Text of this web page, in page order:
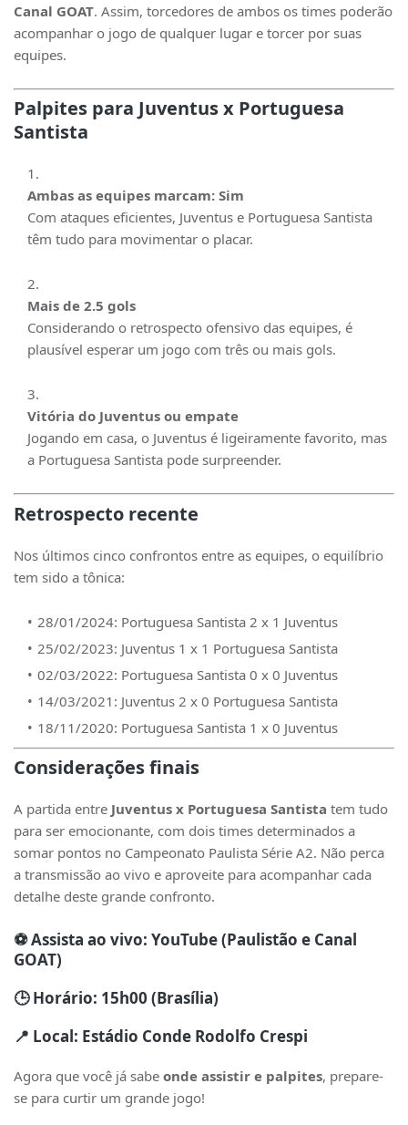
Canal GOAT. Assim, torcedores de ambos os times poderão
acompanhar o jogo de qualquer lugar e torcer por suas
equipes.
Palpites para Juventus x Portuguesa
Santista
Ambas as equipes marcam: Sim
Com ataques eficientes, Juventus e Portuguesa Santista
têm tudo para movimentar o placar.
Mais de 2.5 gols
Considerando o retrospecto ofensivo das equipes, é
plausível esperar um jogo com três ou mais gols.
Vitória do Juventus ou empate
Jogando em casa, o Juventus é ligeiramente favorito, mas
a Portuguesa Santista pode surpreender.
Retrospecto recente
Nos últimos cinco confrontos entre as equipes, o equilíbrio
tem sido a tônica:
28/01/2024: Portuguesa Santista 2 x 1 Juventus
25/02/2023: Juventus 1 x 1 Portuguesa Santista
02/03/2022: Portuguesa Santista 0 x 0 Juventus
14/03/2021: Juventus 2 x 0 Portuguesa Santista
18/11/2020: Portuguesa Santista 1 x 0 Juventus
Considerações finais
A partida entre Juventus x Portuguesa Santista tem tudo
para ser emocionante, com dois times determinados a
somar pontos no Campeonato Paulista Série A2. Não perca
a transmissão ao vivo e aproveite para acompanhar cada
detalhe deste grande confronto.
⚽ Assista ao vivo: YouTube (Paulistão e Canal
GOAT)
🕒 Horário: 15h00 (Brasília)
📍 Local: Estádio Conde Rodolfo Crespi
Agora que você já sabe onde assistir e palpites, prepare-
se para curtir um grande jogo!